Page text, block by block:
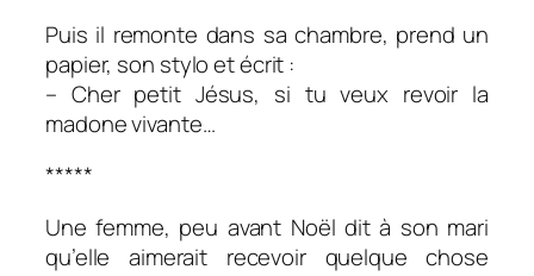
Puis il remonte dans sa chambre, prend un
papier, son stylo et écrit :
– Cher petit Jésus, si tu veux revoir la
madone vivante…
*****
Une femme, peu avant Noël dit à son mari
qu’elle aimerait recevoir quelque chose